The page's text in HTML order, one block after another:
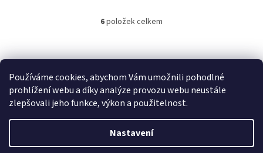
Používáme cookies, abychom Vám umožnili pohodlné
prohlížení webu a díky analýze provozu webu neustále
zlepšovali jeho funkce, výkon a použitelnost.
Nastavení
O
á
d
a
c
í
v
k
6položek celkem
á